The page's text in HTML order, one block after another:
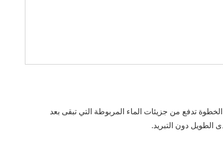
- مع الحفاظ على ضغط منخفض. هذه الخطوة تدفع من جزيئات الماء المربوطة التي تبقى بعد